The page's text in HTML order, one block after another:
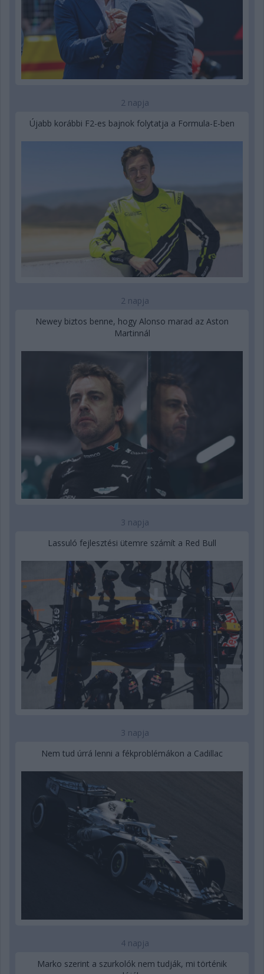
2 napja
Újabb korábbi F2-es bajnok folytatja a Formula-E-ben
2 napja
Newey biztos benne, hogy Alonso marad az Aston
Martinnál
3 napja
Lassuló fejlesztési ütemre számít a Red Bull
3 napja
Nem tud úrrá lenni a fékproblémákon a Cadillac
4 napja
Marko szerint a szurkolók nem tudják, mi történik